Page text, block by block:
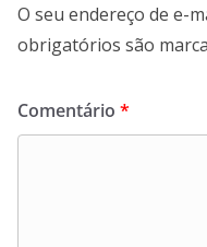
O seu endereço de e-
obrigatórios são
Comentário *